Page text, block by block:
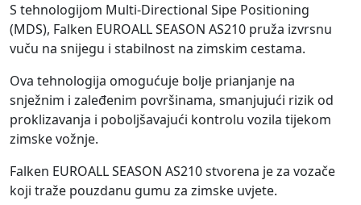
S tehnologijom Multi-Directional Sipe Positioning
(MDS), Falken EUROALL SEASON AS210 pruža izvrsnu
vuču na snijegu i stabilnost na zimskim cestama.
Ova tehnologija omogućuje bolje prianjanje na
snježnim i zaleđenim površinama, smanjujući rizik od
proklizavanja i poboljšavajući kontrolu vozila tijekom
zimske vožnje.
Falken EUROALL SEASON AS210 stvorena je za vozače
koji traže pouzdanu gumu za zimske uvjete.